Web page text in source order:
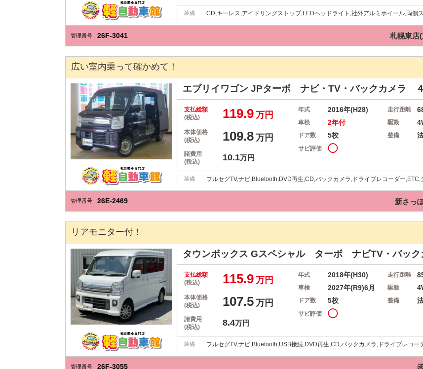
装備 CD,キーレス,アイドリングストップ,LEDヘッドライト,社外アルミホイール,両側
管理番号 26F-3041 札幌東店
広い室内乗って確かめて！
エブリイワゴンJPターボ ナビ・TV・バックカメラ
支払総額
(税込)
119.9 万円
本体価格
(税込)
109.8 万円
諸費用
(税込)
10.1万円
年式 2016年(H28) 走行距離
車検 2年付 駆動
ドア数 5枚 整備
サビ評価 ◯
装備 フルセグTV,ナビ,Bluetooth,DVD再生,CD,バックカメラ,ドライブレコーダー
管理番号 26E-2469 新さっ
リアモニター付！
タウンボックスGスペシャル ターボ ナビTV・バッ
支払総額
(税込)
115.9 万円
本体価格
(税込)
107.5 万円
諸費用
(税込)
8.4万円
年式 2018年(H30) 走行距離
車検 2027年(R9)6月 駆動
ドア数 5枚 整備
サビ評価 ◯
装備 フルセグTV,ナビ,Bluetooth,USB接続,DVD再生,CD,バックカメラ,ドライブレコ
管理番号 26F-3055